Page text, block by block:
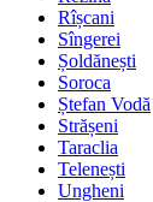
Rîșcani
Sîngerei
Șoldănești
Soroca
Ștefan Vodă
Strășeni
Taraclia
Telenești
Ungheni